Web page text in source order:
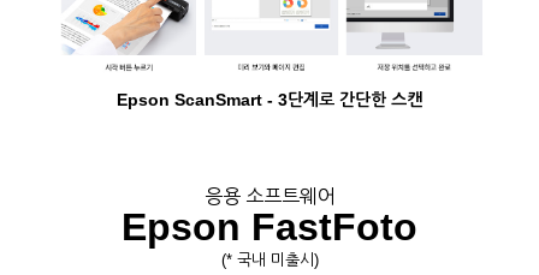
Epson ScanSmart - 3단계로 간단한 스캔
응용 소프트웨어
Epson FastFoto
(* 국내 미출시)